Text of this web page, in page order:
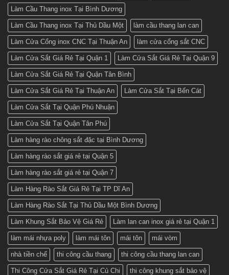
Làm Cầu Thang inox Tại Bình Dương
Làm Cầu Thang inox Tại Thủ Dầu Một làm cầu thang lan can
Làm Cửa Cổng inox CNC Tại Thuận An làm cửa cổng sắt CNC
Làm Cửa Sắt Giá Rẻ Tại Quận 1 Làm Cửa Sắt Giá Rẻ Tại Quận 9
Làm Cửa Sắt Giá Rẻ Tại Quận Tân Bình
Làm Cửa Sắt Giá Rẻ Tại Thuận An Làm Cửa Sắt Tại Bến Cát
Làm Cửa Sắt Tại Quận Phú Nhuận
Làm Cửa Sắt Tại Quận Tân Phú
Làm hàng rào chông sắt đặc tại Bình Dương
Làm hàng rào sắt giá rẻ tại Quận 5
Làm hàng rào sắt giá rẻ tại Quận 7
Làm Hàng Rào Sắt Giá Rẻ Tại TP Dĩ An
Làm Hàng Rào Sắt Tại Thủ Dầu Một Bình Dương
Làm Khung Sắt Bảo Vệ Giá Rẻ Làm lan can inox giá rẻ tại Quận 1
làm mái nhựa poly làm mái tôn mái tôn mái vòm
nhà tiền chế thi công cầu thang thi công cầu thang lan can
Thi Công Cửa Sắt Giá Rẻ Tại Củ Chi thi công khung sắt bảo vệ